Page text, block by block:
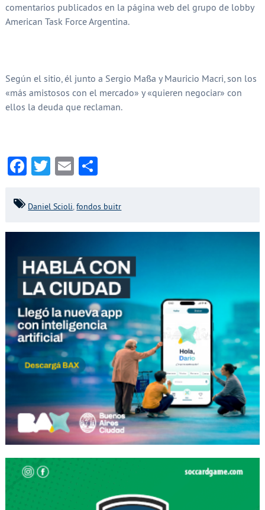
comentarios publicados en la página web del grupo de lobby
American Task Force Argentina.
Según el sitio, él junto a Sergio Massa y Mauricio Macri, son los
«más amistosos con el mercado» y «quieren negociar» con
ellos la deuda que reclaman.
Facebook
Twitter
EmailCompartir
Daniel Scioli,fondos buitr